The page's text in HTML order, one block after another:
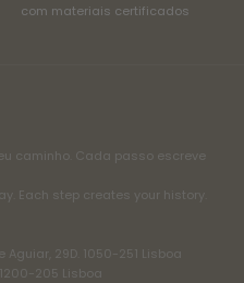
com materiais certificados
caminho. Cada passo escreve
Each step creates your history.
Aguiar, 29D. 1050-251 Lisboa
1200-205 Lisboa